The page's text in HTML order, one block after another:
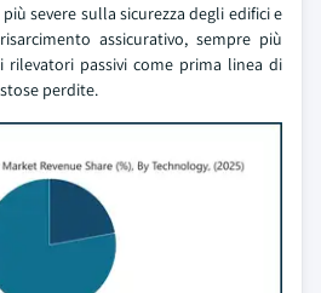
severe sulla sicurezza degli edifici e
assicurativo, sempre più
passivi come prima linea di
perdite.